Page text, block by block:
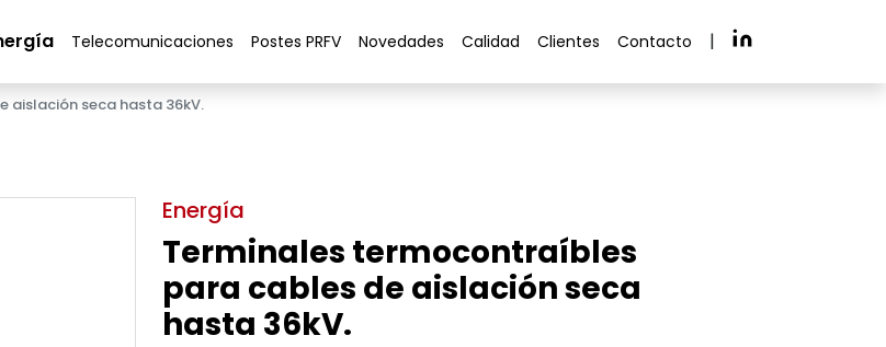
Telecomunicaciones Postes PRFV Novedades Calidad Clientes Contacto |
aislación seca hasta 36kV.
Energía
Terminales termocontraíbles
para cables de aislación seca
hasta 36kV.